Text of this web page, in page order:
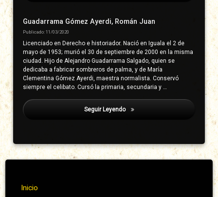
Guadarrama Gómez Ayerdi, Román Juan
Publicado: 11/03/2020
Licenciado en Derecho e historiador. Nació en Iguala el 2 de
mayo de 1953; murió el 30 de septiembre de 2000 en la misma
ciudad. Hijo de Alejandro Guadarrama Salgado, quien se
dedicaba a fabricar sombreros de palma, y de María
Clementina Gómez Ayerdi, maestra normalista. Conservó
siempre el celibato. Cursó la primaria, secundaria y …
Seguir Leyendo Dehouve, Danièle
Inicio